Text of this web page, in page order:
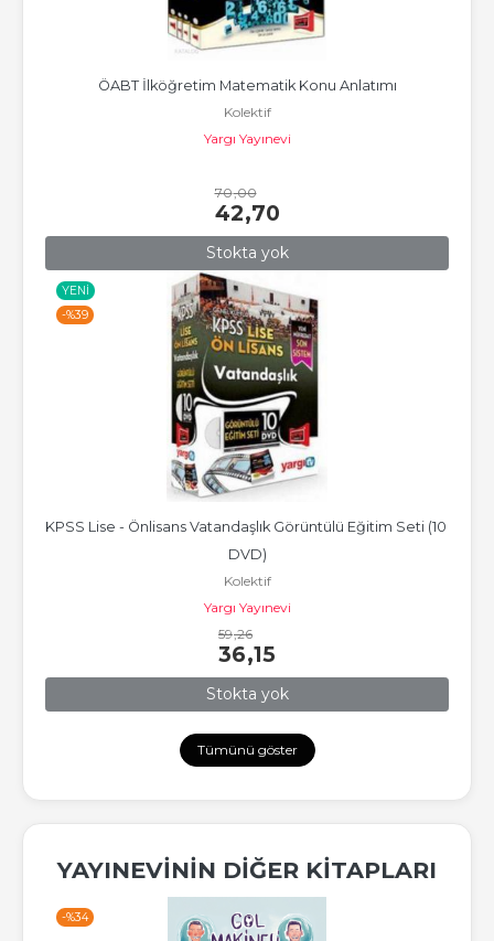
Stokta yok
ÖABT İlköğretim Matematik Konu Anlatımı
Kolektif
Yargı Yayınevi
70,00
42,70
YENI
-%39
Stokta yok
KPSS Lise - Önlisans Vatandaşlık Görüntülü Eğitim Seti (10
DVD)
Kolektif
Yargı Yayınevi
59,26
36,15
Tümünü göster
YAYINEVININ DIĞER KITAPLARI
-%34